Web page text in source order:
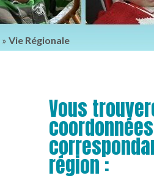
» Vie Régionale
Vous
région :